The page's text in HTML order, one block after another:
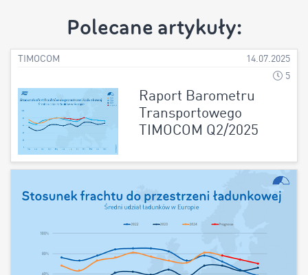
Polecane artykuły:
TIMOCOM
14.07.2025
5
Raport Barometru
Transportowego
TIMOCOM Q2/2025